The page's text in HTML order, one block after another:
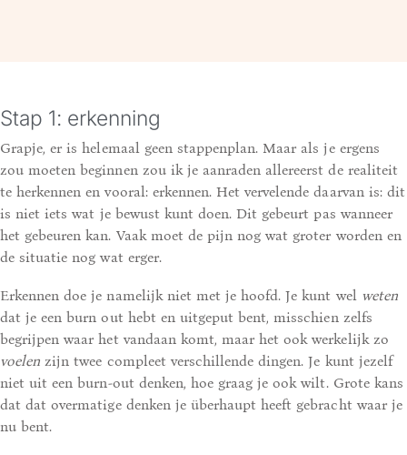
Stap 1: erkenning
Grapje, er is helemaal geen stappenplan. Maar als je ergens
zou moeten beginnen zou ik je aanraden allereerst de realiteit
te herkennen en vooral: erkennen. Het vervelende daarvan is: dit
is niet iets wat je bewust kunt doen. Dit gebeurt pas wanneer
het gebeuren kan. Vaak moet de pijn nog wat groter worden en
de situatie nog wat erger.
Erkennen doe je namelijk niet met je hoofd. Je kunt wel weten
dat je een burn out hebt en uitgeput bent, misschien zelfs
begrijpen waar het vandaan komt, maar het ook werkelijk zo
voelenzijn twee compleet verschillende dingen. Je kunt jezelf
niet uit een burn-out denken, hoe graag je ook wilt. Grote kans
dat dat overmatige denken je überhaupt heeft gebracht waar je
nu bent.